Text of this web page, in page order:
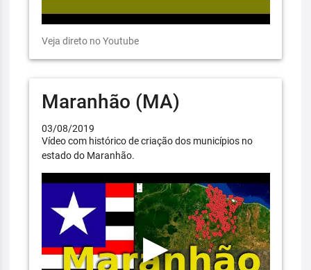
Veja direto no Youtube
Maranhão (MA)
03/08/2019
Vídeo com histórico de criação dos municípios no
estado do Maranhão.